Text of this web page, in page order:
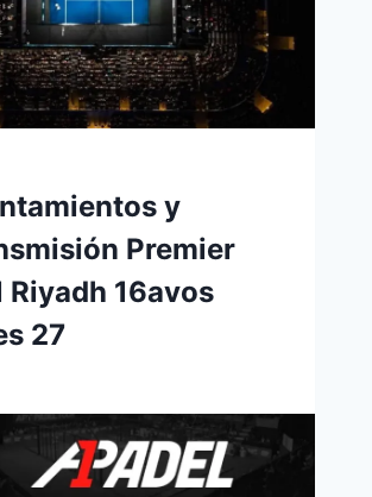
y
Premier
Riyadh 16avos
27